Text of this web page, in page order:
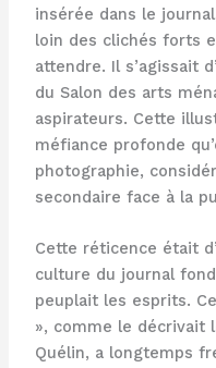
insérée dans le
loin des clichés forts
attendre. Il s’agissait
du Salon des arts
aspirateurs. Cette
méfiance profonde
photographie,
secondaire face à la
Cette réticence était
culture du journal
peuplait les esprits.
», comme le décrivait
Quélin, a longtemps